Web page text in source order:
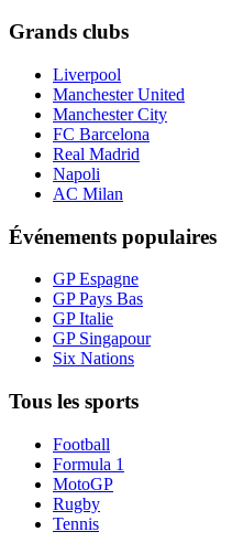
Grands clubs
Liverpool
Manchester United
Manchester City
FC Barcelona
Real Madrid
Napoli
AC Milan
Événements populaires
GP Espagne
GP Pays Bas
GP Italie
GP Singapour
Six Nations
Tous les sports
Football
Formula 1
MotoGP
Rugby
Tennis